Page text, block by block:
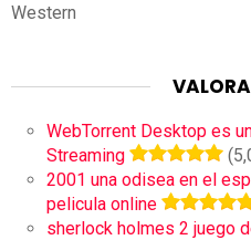
Western
WebTorrent Desktop es
Streaming
2001 una odisea en el
pelicula online
sherlock holmes 2 juego